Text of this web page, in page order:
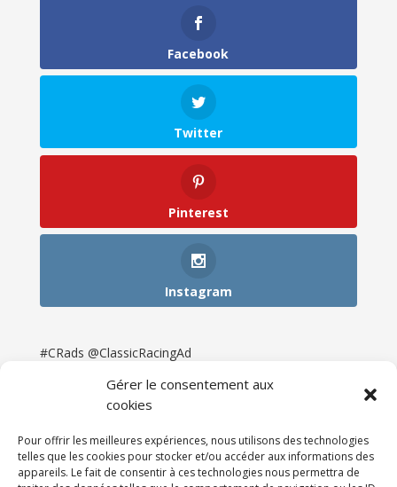
Gérer le consentement aux
cookies
Pour offrir les meilleures expériences, nous utilisons des technologies
telles que les cookies pour stocker et/ou accéder aux informations des
appareils. Le fait de consentir à ces technologies nous permettra de
Facebook
Twitter
Pinterest
Instagram
#CRads @ClassicRacingAd